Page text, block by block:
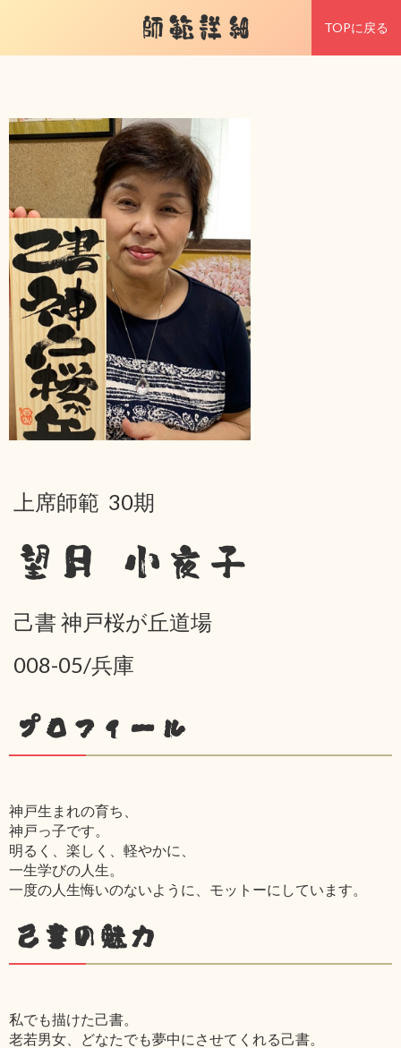
師範詳細 TOPに戻る
上席師範 30期
望月 小夜子
己書 神戸桜が丘道場
008-05/兵庫
プロフィール
神戸生まれの育ち、
神戸っ子です。
明るく、楽しく、軽やかに、
一生学びの人生。
一度の人生悔いのないように、モットーにしています。
己書の魅力
私でも描けた己書。
老若男女、どなたでも夢中にさせてくれる己書。